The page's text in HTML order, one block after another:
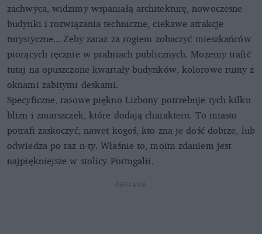
zachwyca, widzimy wspaniałą architekturę, nowoczesne
budynki i rozwiązania techniczne, ciekawe atrakcje
turystyczne... Żeby zaraz za rogiem zobaczyć mieszkańców
piorących ręcznie w pralniach publicznych. Możemy trafić
tutaj na opuszczone kwartały budynków, kolorowe ruiny z
oknami zabitymi deskami.
Specyficzne, rasowe piękno Lizbony potrzebuje tych kilku
blizn i zmarszczek, które dodają charakteru. To miasto
potrafi zaskoczyć, nawet kogoś, kto zna je dość dobrze, lub
odwiedza po raz n-ty. Właśnie to, moim zdaniem jest
najpiękniejsze w stolicy Portugalii.
REKLAMA